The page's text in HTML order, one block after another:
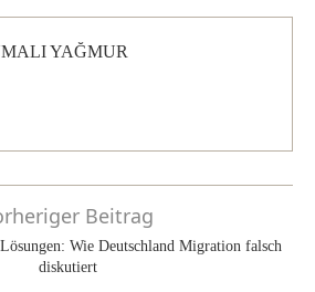
YAĞMUR
Beitrag
Wie Deutschland Migration falsch
diskutiert